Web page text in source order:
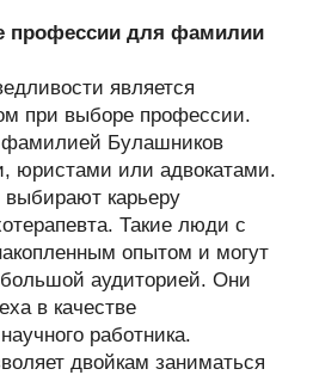
профессии для фамилии
является
при выборе профессии.
Булашников
юристами или адвокатами.
карьеру
Такие люди с
опытом и могут
аудиторией. Они
в качестве
работника.
двойкам заниматься